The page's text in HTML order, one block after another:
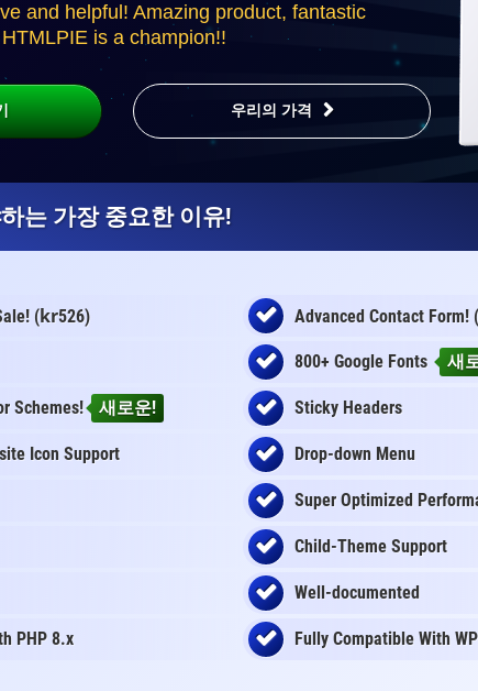
and helpful! Amazing product, fantastic
is a champion!!
우리의 가격
는 가장 중요한 이유!
(kr526) Advanced Contact Form! (
800+ Google Fonts 새
Schemes! 새로운! Sticky Headers
Icon Support Drop-down Menu
Super Optimized
Child-Theme Support
Well-documented
PHP 8.x Fully Compatible With